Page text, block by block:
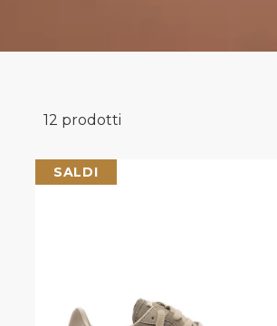
12 prodotti
Wushu Ruyi
SALDI